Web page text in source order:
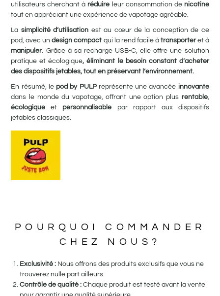
utilisateurs cherchant à réduire leur consommation de nicotine
tout en appréciant une expérience de vapotage agréable.
La simplicité d’utilisation est au cœur de la conception de ce
pod, avec undesign compact qui la rend facile à transporteret à
manipuler. Grâce à sa recharge USB-C, elle offre une solution
pratique et écologique, éliminant
le besoin constant d’acheter
des dispositifs jetables, tout en préservant l’environnement.
En résumé, lepod by PULPreprésente une avancée innovante
dans le monde du vapotage, offrant une option plus rentable,
écologique et personnalisable par rapport aux dispositifs
jetables classiques.
POURQUOI COMMANDER
CHEZ NOUS?
Exclusivité : Nous offrons des produits exclusifs que vous ne
trouverez nulle part ailleurs.
Contrôle de qualité : Chaque produit est testé avant la vente